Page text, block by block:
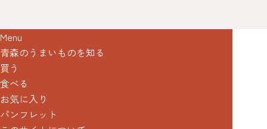
Menu
青森のうまいものを知る
買う
食べる
お気に入り
パンフレット